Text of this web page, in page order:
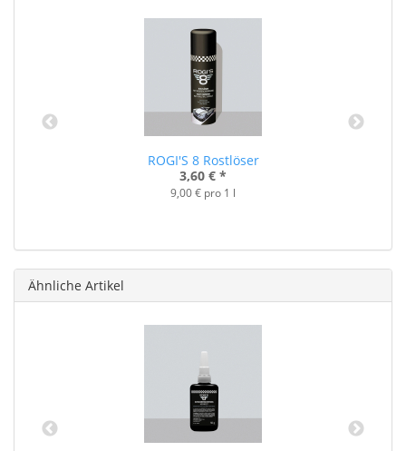
ROGI'S 8 Rostlöser
3,60 € *
9,00 € pro 1 l
Ähnliche Artikel